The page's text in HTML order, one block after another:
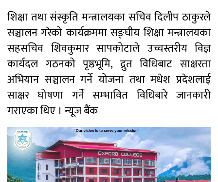
शिक्षा तथा संस्कृति मन्त्रालयका सचिव दिलीप ठाकुरले
सञ्चालन गरेको कार्यक्रममा सङ्घीय शिक्षा मन्त्रालयका
सहसचिव शिवकुमार सापकोटाले उच्चस्तरीय विज्ञ
कार्यदल गठनको पृष्ठभूमि, द्रुत विधिबाट साक्षरता
अभियान सञ्चालन गर्ने योजना तथा मधेश प्रदेशलाई
साक्षर घोषणा गर्ने सम्भावित विधिबारे जानकारी
गराएका थिए । न्यूज बैंक